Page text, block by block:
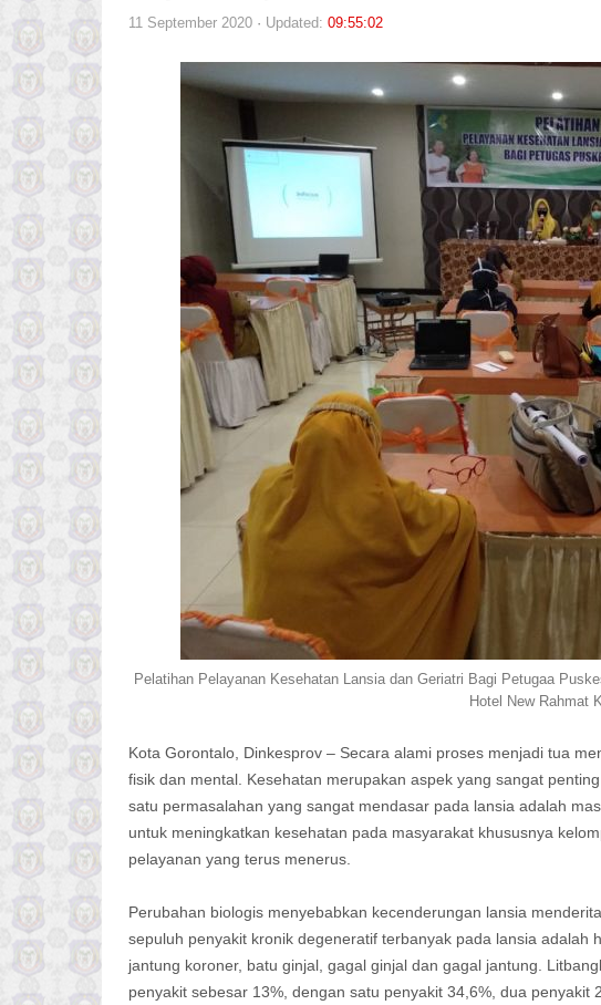
11 September 2020 Updated: 09:55:02
Pelatihan Pelayanan Kesehatan Lansia dan Geriatri Bagi Petugaa
Hotel New Rahmat
Kota Gorontalo, Dinkesprov – Secara alami proses menjadi tua
fisik dan mental. Kesehatan merupakan aspek yang sangat
satu permasalahan yang sangat mendasar pada lansia adalah
untuk meningkatkan kesehatan pada masyarakat khususnya
pelayanan yang terus menerus.
Perubahan biologis menyebabkan kecenderungan lansia
sepuluh penyakit kronik degeneratif terbanyak pada lansia
jantung koroner, batu ginjal, gagal ginjal dan gagal jantung.
penyakit sebesar 13%, dengan satu penyakit 34,6%, dua